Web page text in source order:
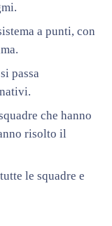
a punti, con
passa
che hanno
risolto il
le squadre e